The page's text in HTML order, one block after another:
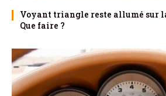
Voyant triangle reste allumé sur
Que faire ?